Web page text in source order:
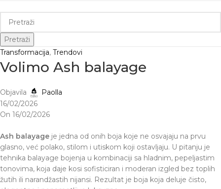
Pretraži
Transformacija, Trendovi
Volimo Ash balayage
Objavila
Paolla
16/02/2026
On 16/02/2026
Ash balayage je jedna od onih boja koje ne osvajaju na prvu
glasno, već polako, stilom i utiskom koji ostavljaju. U pitanju je
tehnika balayage bojenja u kombinaciji sa hladnim, pepeljastim
tonovima, koja daje kosi sofisticiran i moderan izgled bez toplih
žutih ili narandžastih nijansi. Rezultat je boja koja deluje čisto,